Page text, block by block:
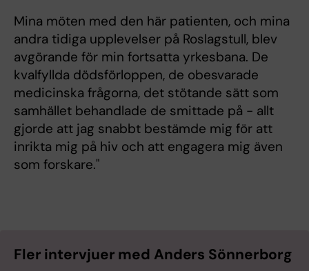
Mina möten med den här patienten, och mina
andra tidiga upplevelser på Roslagstull, blev
avgörande för min fortsatta yrkesbana. De
kvalfyllda dödsförloppen, de obesvarade
medicinska frågorna, det stötande sätt som
samhället behandlade de smittade på - allt
gjorde att jag snabbt bestämde mig för att
inrikta mig på hiv och att engagera mig även
som forskare."
Fler intervjuer med Anders Sönnerborg